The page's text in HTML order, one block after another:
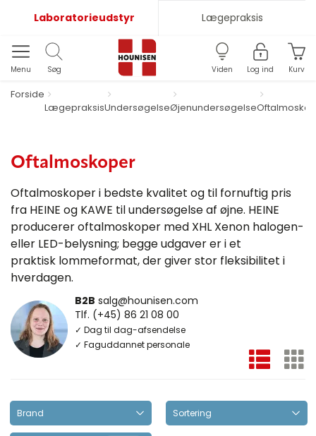
Laboratorieudstyr Lægepraksis
Menu Søg Viden Log ind Kurv
Forside
LægepraksisUndersøgelseØjenundersøgelse
Oftalmoskoper
Oftalmoskoper i bedste kvalitet og til fornuftig pris
fra HEINE og KAWE til undersøgelse af øjne. HEINE
producerer oftalmoskoper med XHL Xenon halogen-
eller LED-belysning; begge udgaver er i et
praktisk lommeformat, der giver stor fleksibilitet i
hverdagen.
B2B salg@hounisen.com
Tlf. (+45) 86 21 08 00
✓ Dag til dag-afsendelse
✓ Faguddannet personale